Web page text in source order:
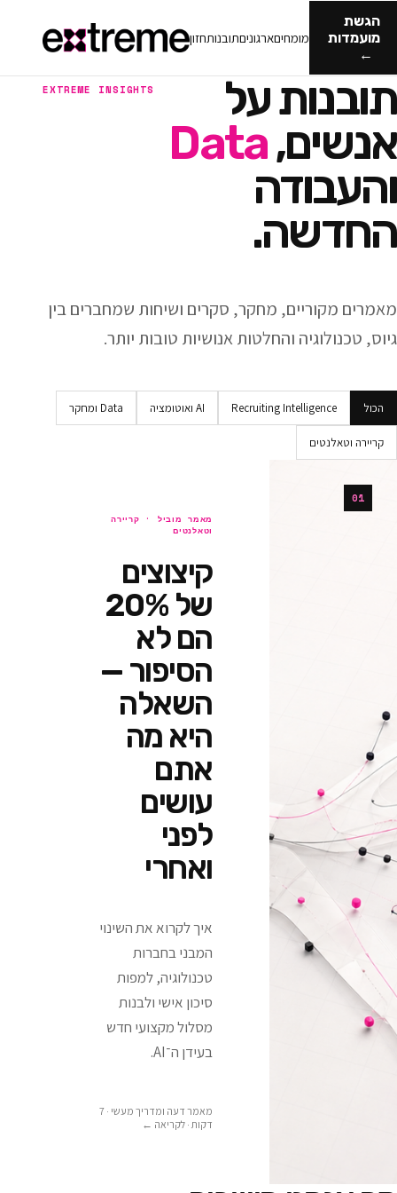
מומחיםארגונים תובנותחזון
על
Data
EXTREME INSIGHTS
מחקר, סקרים ושיחות שמחברים בין
והחלטות אנושיות טובות יותר.
Recruiting AI ואוטומציה Data ומחקר
קריירה
קיצוצים
של 20%
הם לא
הסיפור —
השאלה
היא מה
לפני
איך לקרוא את השינוי
המבני בחברות
טכנולוגיה, למפות
סיכון אישי ולבנות
מסלול מקצועי חדש
מאמר דעה ומדריך מעשי · 7